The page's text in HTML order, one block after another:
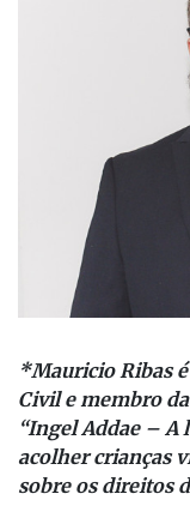
*Mauricio Ribas
Civil e membro
“Ingel Addae – A
acolher crianças
sobre os direitos